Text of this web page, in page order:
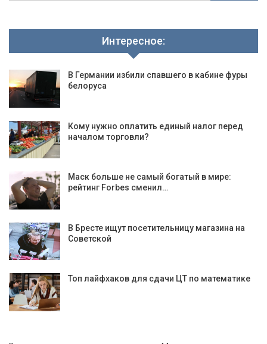
Интересное:
В Германии избили спавшего в кабине фуры
белоруса
Кому нужно оплатить единый налог перед
началом торговли?
Маск больше не самый богатый в мире:
рейтинг Forbes сменил…
В Бресте ищут посетительницу магазина на
Советской
Топ лайфхаков для сдачи ЦТ по математике